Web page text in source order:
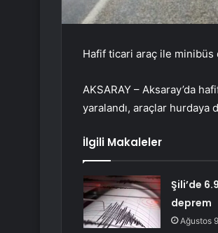
Hafif ticari araç ile minibüs
AKSARAY – Aksaray’da
yaralandı, araçlar hurdaya
İlgili Makaleler
Şili’de
deprem
Ağustos